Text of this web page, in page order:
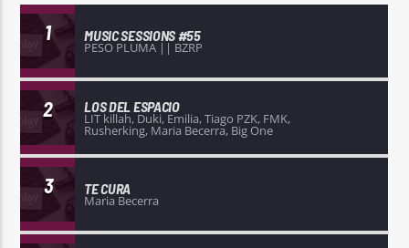
1 MUSIC SESSIONS #55
PESO PLUMA || BZRP
2 LOS DEL ESPACIO
LIT killah, Duki, Emilia, Tiago PZK, FMK,
Rusherking, Maria Becerra, Big One
3 TE CURA
Maria Becerra